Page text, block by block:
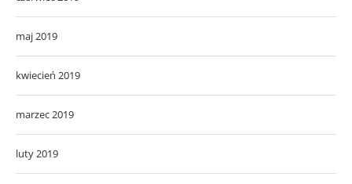
maj 2019
kwiecień 2019
marzec 2019
luty 2019